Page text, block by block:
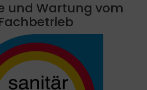
und Wartung vom